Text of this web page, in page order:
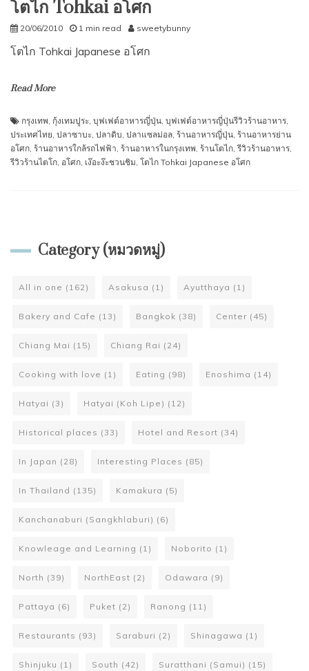
โตไก Tohkai อโศก
20/06/2010 1 min read sweetybunny
โตไก Tohkai Japanese อโศก
Read More
กรุงเทพ, กุ้งเทมปูระ, บุฟเฟต์อาหารญี่ปุ่น, บุฟเฟต์อาหารญี่ปุ่นรีวิวร้านอาหาร,
ประเทศไทย, ปลาซาบะ, ปลาดิบ, ปลาแซลม่อล, ร้านอาหารญี่ปุ่น, ร้านอาหารย่าน
อโศก, ร้านอาหารใกล้รถไฟฟ้า, ร้านอาหารในกรุงเทพ, ร้านโตไก,รีวิวร้านอาหาร,
รีวิวร้านไตโก, อโศก, เง๊อะง๊ะชวนชิม, โตไก Tohkai Japanese อโศก
Category (หมวดหมู่)
All in one (162) Asakusa (1) Ayutthaya (1)
Bakery and Cafe (13) Bangkok (38) Center (45)
Chiang Mai (15) Chiang Rai (24)
Cooking with love (1) Eating (98) Enoshima (14)
Hatyai (3) Hatyai (Koh Lipe) (12)
Historical places (33) Hotel and Resort (34)
In Japan (28) Interesting Places (85)
In Thailand (135) Kamakura (5)
Kanchanaburi (Sangkhlaburi) (6)
Knowleage and Learning (1) Noborito (1)
North (39) NorthEast (2) Odawara (9)
Pattaya (6) Puket (2) Ranong (11)
Restaurants (93) Saraburi (2) Shinagawa (1)
Shinjuku (1) South (42) Suratthani (Samui) (15)